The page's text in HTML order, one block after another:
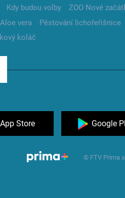
Kdy budou volby
ZOO Nové
Aloe vera
Pěstování lichořeřišnice
koláč
App Store Google
© FTV Prima